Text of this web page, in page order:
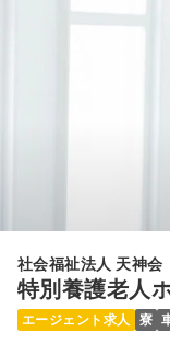
社会福祉法人 天神会
特別養護老人
エージェント求人 寮